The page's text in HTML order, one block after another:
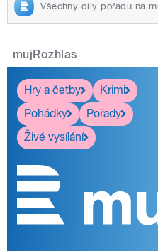
Všechny díly pořadu na
mujRozhlas
Hry a četby
Krimi
Pohádky
Pořady
Živé vysílání